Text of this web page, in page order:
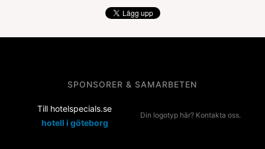
SPONSORER & SAMARBETEN
Till hotelspecials.se
hotell i göteborg
Din logotyp här? Kontakta oss.